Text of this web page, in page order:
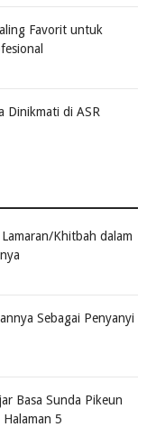
Favorit untuk
Dinikmati di ASR
Khitbah dalam
Sebagai Penyanyi
Basa Sunda Pikeun
5